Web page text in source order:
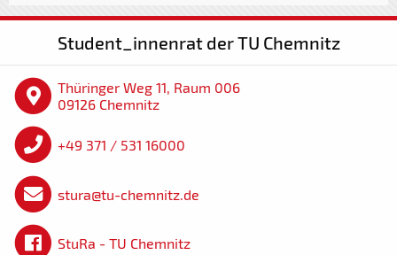
Student_innenrat der TU Chemnitz
Thüringer Weg 11, Raum 006
09126 Chemnitz
+49 371 / 531 16000
stura@tu-chemnitz.de
StuRa - TU Chemnitz